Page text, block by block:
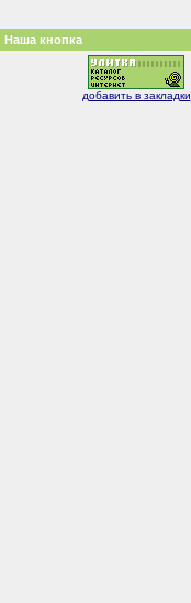
Наша кнопка
добавить в закладки